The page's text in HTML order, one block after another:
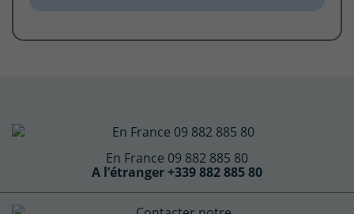
En France 09 882 885 80
A l’étranger +339 882 885 80